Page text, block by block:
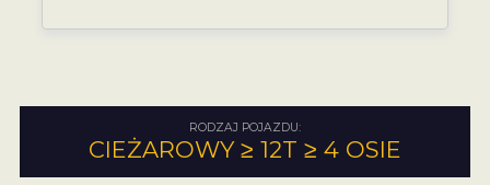
RODZAJ POJAZDU:
CIEŻAROWY ≥ 12T ≥ 4 OSIE